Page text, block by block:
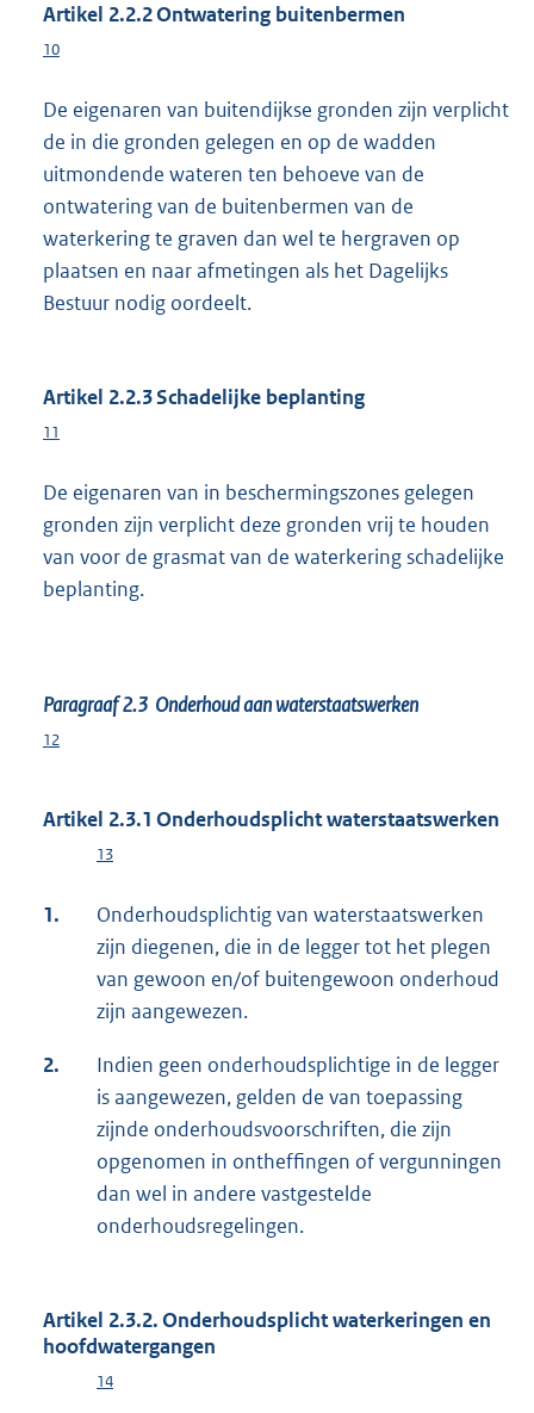
Artikel 2.2.2 Ontwatering buitenbermen
10
De eigenaren van buitendijkse gronden zijn verplicht
de in die gronden gelegen en op de wadden
uitmondende wateren ten behoeve van de
ontwatering van de buitenbermen van de
waterkering te graven dan wel te hergraven op
plaatsen en naar afmetingen als het Dagelijks
Bestuur nodig oordeelt.
Artikel 2.2.3 Schadelijke beplanting
11
De eigenaren van in beschermingszones gelegen
gronden zijn verplicht deze gronden vrij te houden
van voor de grasmat van de waterkering schadelijke
beplanting.
Paragraaf 2.3 Onderhoud aan waterstaatswerken
12
Artikel 2.3.1 Onderhoudsplicht waterstaatswerken
13
1.
Onderhoudsplichtig van waterstaatswerken
zijn diegenen, die in de legger tot het plegen
van gewoon en/of buitengewoon onderhoud
zijn aangewezen.
2.
Indien geen onderhoudsplichtige in de legger
is aangewezen, gelden de van toepassing
zijnde onderhoudsvoorschriften, die zijn
opgenomen in ontheffingen of vergunningen
dan wel in andere vastgestelde
onderhoudsregelingen.
Artikel 2.3.2. Onderhoudsplicht waterkeringen en
hoofdwatergangen
14